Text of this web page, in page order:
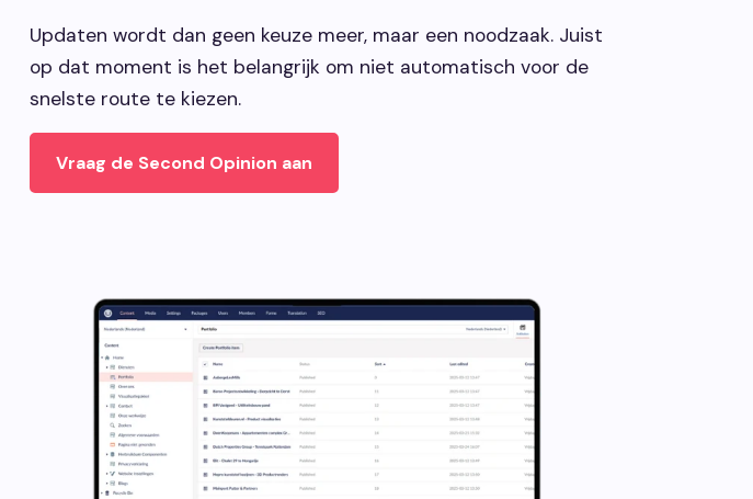
Updaten wordt dan geen keuze meer, maar een noodzaak. Juist
op dat moment is het belangrijk om niet automatisch voor de
snelste route te kiezen.
Vraag de Second Opinion aan